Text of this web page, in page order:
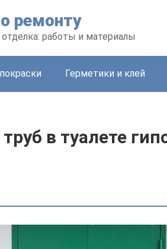
ремонту
работы и материалы
Герметики и клей
в туалете